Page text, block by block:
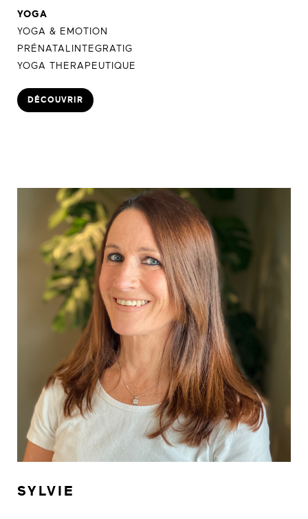
YOGA
YOGA & EMOTION
PRÉNATALINTEGRATIG
YOGA THERAPEUTIQUE
DÉCOUVRIR
SYLVIE